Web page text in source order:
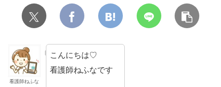
看護師ねふな
こんにちは♡
看護師ねふなです